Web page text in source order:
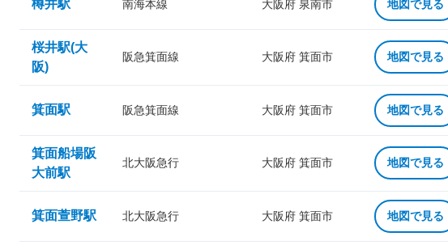
樽井駅 南海本線 大阪府 泉南市 地図で見る
桜井駅(大
阪)
阪急箕面線 大阪府 箕面市 地図で見る
箕面駅 阪急箕面線 大阪府 箕面市 地図で見る
箕面船場阪
大前駅
北大阪急行 大阪府 箕面市 地図で見る
箕面萱野駅 北大阪急行 大阪府 箕面市 地図で見る